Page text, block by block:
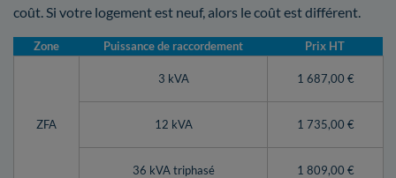
coût. Si votre logement est neuf, alors le coût est différent.
Zone Puissance de raccordement Prix HT
ZFA
3 kVA 1 687,00 €
12 kVA 1 735,00 €
36 kVA triphasé 1 809,00 €